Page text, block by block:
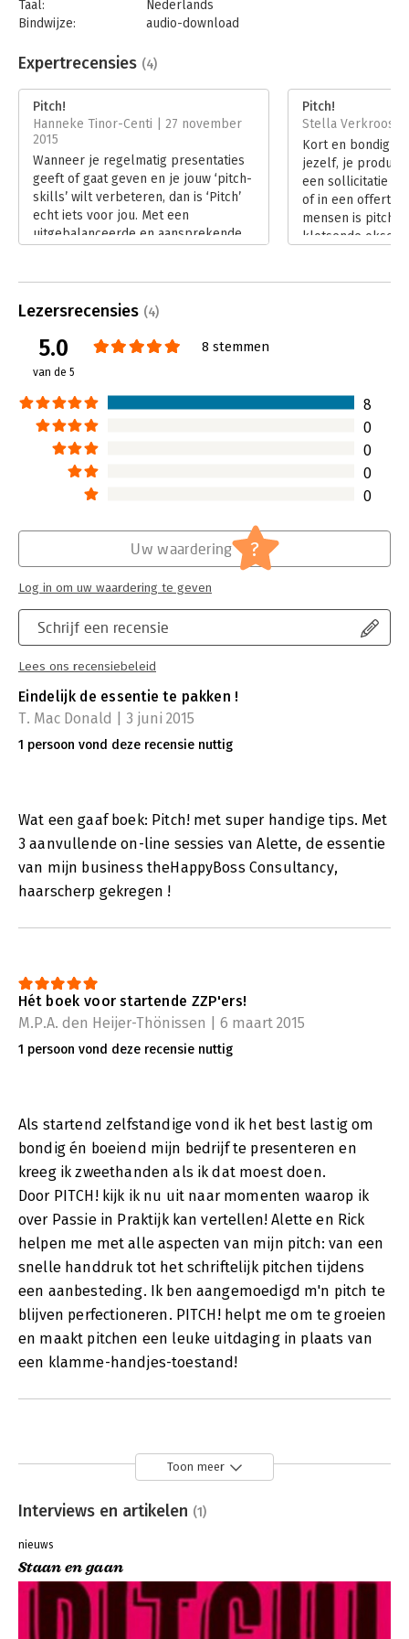
Taal:
Nederlands
Bindwijze:
audio-download
Bestandsformaat:
mp3
Uitgever:
Druk:
1
Verschijningsdatum:
25-11-2014
Hoofdrubriek: Reclame en verkoop
Expertrecensies (4)
Pitch!
Hanneke Tinor-Centi | 27 november
2015
Wanneer je regelmatig presentaties
geeft of gaat geven en je jouw ‘pitch-
skills’ wilt verbeteren, dan is ‘Pitch’
echt iets voor jou. Met een
uitgebalanceerde en aansprekende
maakt een onuitwisbare indruk op
wanneer je weinig tijd of ruimte krijgt
glansrijk pitchen.
Lees verder
Pitch!
Stella Verkroost
Kort en bondig
jezelf, je product
een sollicitatie
of in een
mensen is
klotsende oksels
gelegenheid.
Lees verder
Lezersrecensies (4)
5.0
van de 5
8 stemmen
8
0
0
0
0
Schrijf een recensie
Lees ons recensiebeleid
Uw waardering ?
Log in om uw waardering te geven
Eindelijk de essentie te pakken !
T. Mac Donald | 3 juni 2015
1 persoon vond deze recensie nuttig
Wat een gaaf boek: Pitch! met super handige tips. Met
3 aanvullende on-line sessies van Alette, de essentie
van mijn business theHappyBoss Consultancy,
haarscherp gekregen !
Hét boek voor startende ZZP'ers!
M.P.A. den Heijer-Thönissen | 6 maart 2015
1 persoon vond deze recensie nuttig
Als startend zelfstandige vond ik het best lastig om
bondig én boeiend mijn bedrijf te presenteren en
kreeg ik zweethanden als ik dat moest doen.
Door PITCH! kijk ik nu uit naar momenten waarop ik
over Passie in Praktijk kan vertellen! Alette en Rick
helpen me met alle aspecten van mijn pitch: van een
snelle handdruk tot het schriftelijk pitchen tijdens
een aanbesteding. Ik ben aangemoedigd m'n pitch te
blijven perfectioneren. PITCH! helpt me om te groeien
en maakt pitchen een leuke uitdaging in plaats van
een klamme-handjes-toestand!
Toon meer
Interviews en artikelen (1)
nieuws
Staan en gaan